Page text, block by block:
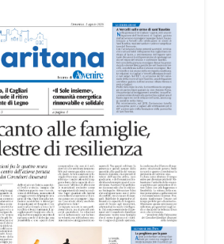
e il mare – ha spiegato
se la candidatura per
assegnata a un’altra città,
un’importante
Cagliari ha tutte le
riproporsi in futuro, perché è una
più belle d’Italia».
è il rapporto tra il mare e la
attraversano tutte le opere
nella sede della MEM una
Le grandi vetrate dello